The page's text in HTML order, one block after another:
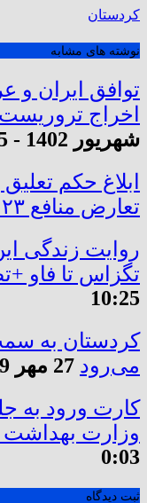
کردستان
نوشته های مشابه
توافق ایران و
اخراج
شهریور 1402 - 20:15
ابلاغ حکم
تعارض منافع ۲۳ استان
روایت زندگی
تگزاس تا فاو
10:25
کردستان به
می‌رود 27 مهر 1399 - 0:01
کارت ورود به
وزارت
0:03
ثبت دیدگاه